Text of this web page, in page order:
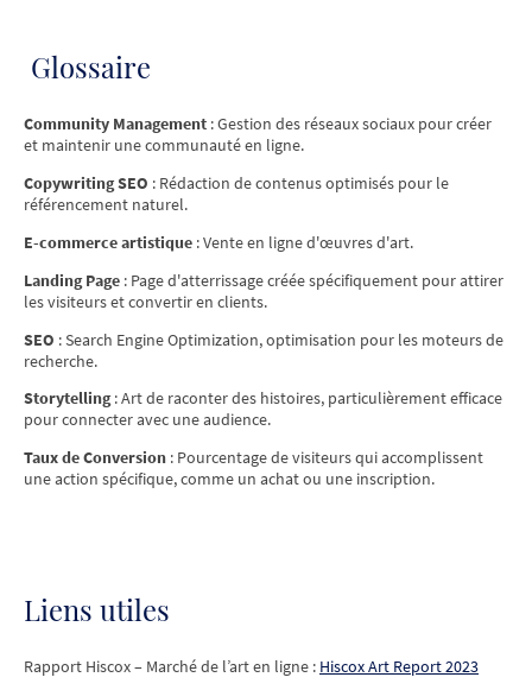
Glossaire
Community Management : Gestion des réseaux sociaux pour créer
et maintenir une communauté en ligne.
Copywriting SEO : Rédaction de contenus optimisés pour le
référencement naturel.
E-commerce artistique : Vente en ligne d'œuvres d'art.
Landing Page : Page d'atterrissage créée spécifiquement pour attirer
les visiteurs et convertir en clients.
SEO : Search Engine Optimization, optimisation pour les moteurs de
recherche.
Storytelling: Art de raconter des histoires, particulièrement efficace
pour connecter avec une audience.
Taux de Conversion : Pourcentage de visiteurs qui accomplissent
une action spécifique, comme un achat ou une inscription.
Liens utiles
Rapport Hiscox – Marché de l’art en ligne : Hiscox Art Report 2023